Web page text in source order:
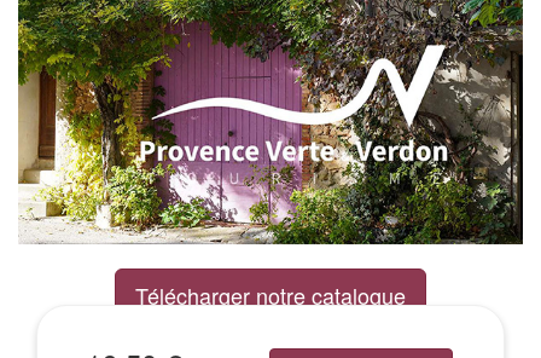
Télécharger notre catalogue